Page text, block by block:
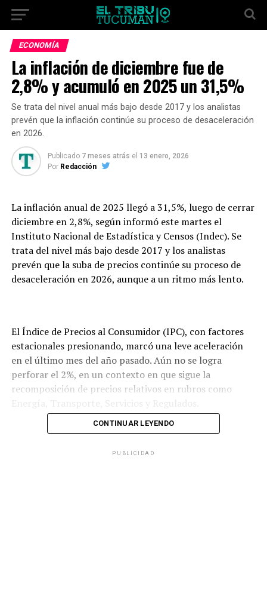
ECONOMÍA
La inflación de diciembre fue de
2,8% y acumuló en 2025 un 31,5%
Se trata del nivel anual más bajo desde 2017 y los analistas
prevén que la inflación continúe su proceso de desaceleración
en 2026.
Publicado 7 meses atrás el 13 enero, 2026
Por Redacción
La inflación anual de 2025 llegó a 31,5%, luego de cerrar
diciembre en 2,8%, según informó este martes el
Instituto Nacional de Estadística y Censos (Indec). Se
trata del nivel más bajo desde 2017 y los analistas
prevén que la suba de precios continúe su proceso de
desaceleración en 2026, aunque a un ritmo más lento.
El Índice de Precios al Consumidor (IPC), con factores
estacionales presionando, marcó una leve aceleración
en el último mes del año pasado. Aún no se logra
perforar el 2%, en un contexto en que sigue la
recomposición de precios relativos en rubros como
“La división de mayor aumento en el mes fue
CONTINUAR LEYENDO
PUBLICIDAD